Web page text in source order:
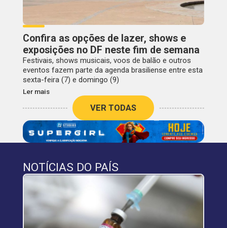
Confira as opções de lazer, shows e
exposições no DF neste fim de semana
Festivais, shows musicais, voos de balão e outros
eventos fazem parte da agenda brasiliense entre esta
sexta-feira (7) e domingo (9)
Ler mais
VER TODAS
NOTÍCIAS DO PAÍS